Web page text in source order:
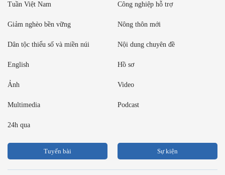
Tuần Việt Nam Công nghiệp hỗ trợ
Giảm nghèo bền vững Nông thôn mới
Dân tộc thiểu số và miền núi Nội dung chuyên đề
English Hồ sơ
Ảnh Video
Multimedia Podcast
24h qua
Tuyến bài Sự kiện